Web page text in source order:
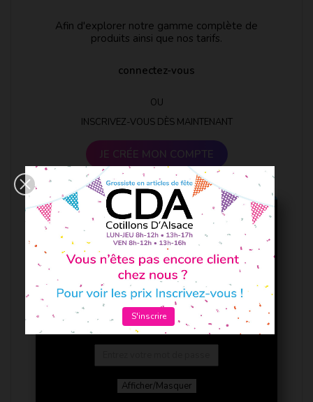
Afin d'explorer notre gamme complète de
produits ainsi que nos tarifs.
connectez-vous
OU
INSCRIVEZ-VOUS DÈS MAINTENANT
JE CRÉE MON COMPTE
Afficher/Masquer
S'inscrire